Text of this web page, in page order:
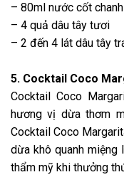
– 80ml nước cốt chanh
– 4 quả dâu tây tươi
– 2 đến 4 lát dâu tây
5. Cocktail Coco
Cocktail Coco
hương vị dừa thơm
Cocktail Coco
dừa khô quanh
thẩm mỹ khi thưởng